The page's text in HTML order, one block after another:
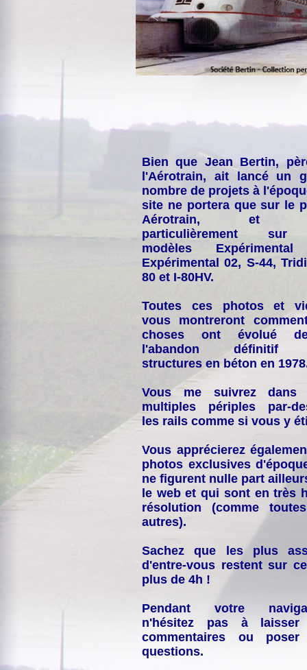
Bien que Jean Bertin,
l'Aérotrain, ait lancé un
nombre de projets à
site ne portera que sur le
Aérotrain, et
particulièrement
modèles
Expérimental 02, S-44,
80 et I-80HV.
Toutes ces photos et
vous montreront
choses ont évolué
l'abandon définitif
structures en béton en
Vous me suivrez dans
multiples périples par-
les rails comme si vous y
Vous apprécierez
photos exclusives
ne figurent nulle part
le web et qui sont en très
résolution (comme
autres).
Sachez que les plus
d'entre-vous restent sur
plus de 4h !
Pendant votre
n'hésitez pas à laisser
commentaires ou
questions.